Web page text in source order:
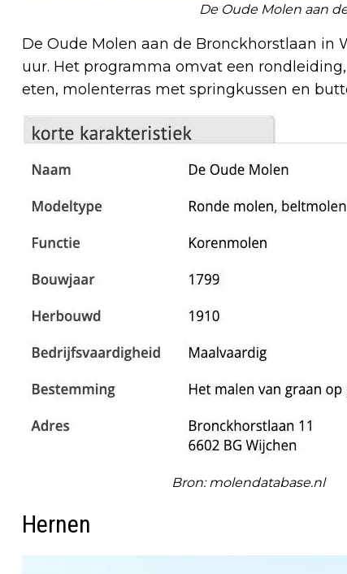
De Oude Molen aan
De Oude Molen aan de Bronckhorstlaan in
uur. Het programma omvat een
eten, molenterras met springkussen en
Bron: molendatabase.nl
Hernen